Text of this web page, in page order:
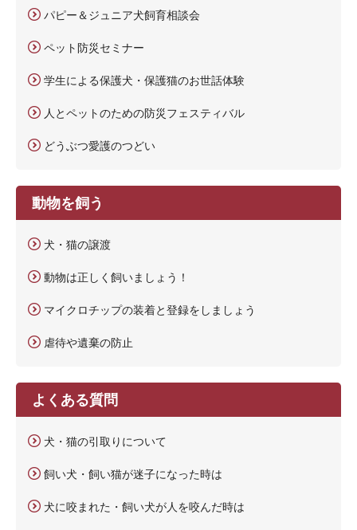
パピー＆ジュニア犬飼育相談会
ペット防災セミナー
学生による保護犬・保護猫のお世話体験
人とペットのための防災フェスティバル
どうぶつ愛護のつどい
動物を飼う
犬・猫の譲渡
動物は正しく飼いましょう！
マイクロチップの装着と登録をしましょう
虐待や遺棄の防止
よくある質問
犬・猫の引取りについて
飼い犬・飼い猫が迷子になった時は
犬に咬まれた・飼い犬が人を咬んだ時は